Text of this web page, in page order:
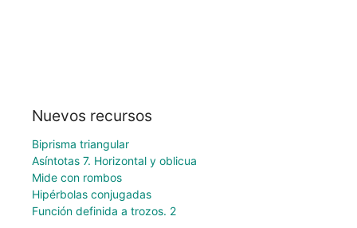
Nuevos recursos
Biprisma triangular
Asíntotas 7. Horizontal y oblicua
Mide con rombos
Hipérbolas conjugadas
Función definida a trozos. 2